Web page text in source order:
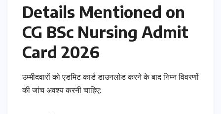
Details Mentioned on
CG BSc Nursing Admit
Card 2026
उम्मीदवारों को एडमिट कार्ड डाउनलोड करने के बाद निम्न विवरणों
की जांच अवश्य करनी चाहिए: